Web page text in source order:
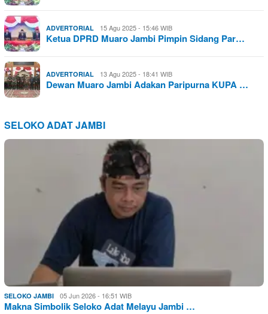
ADVERTORIAL 15 Agu 2025 - 15:46 WIB
Ketua DPRD Muaro Jambi Pimpin Sidang Par…
ADVERTORIAL 13 Agu 2025 - 18:41 WIB
Dewan Muaro Jambi Adakan Paripurna KUPA …
SELOKO ADAT JAMBI
SELOKO JAMBI 05 Jun 2026 - 16:51 WIB
Makna Simbolik Seloko Adat Melayu Jambi …